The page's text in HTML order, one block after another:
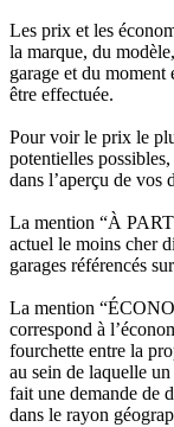
Les prix et les
la marque, du
garage et du moment
être effectuée.
Pour voir le prix le
potentielles
dans l’aperçu de vos
La mention “À
actuel le moins cher
garages référencés
La mention
correspond à
fourchette entre la
au sein de laquelle
fait une demande de
dans le rayon